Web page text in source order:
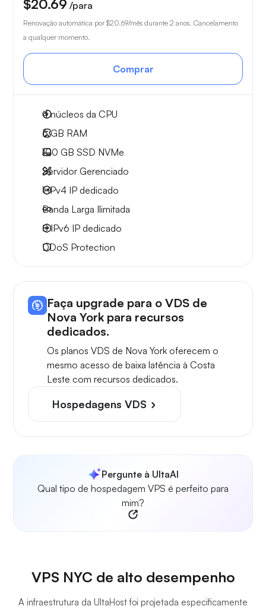
$20.69 /para
Renovação automática por $20.69/mês durante 2 anos. Cancelamento
a qualquer momento.
Comprar
4núcleos da CPU
6 GB RAM
100 GB SSD NVMe
Servidor Gerenciado
1 IPv4 IP dedicado
Banda Larga Ilimitada
8 IPv6 IP dedicado
DDoS Protection
Faça upgrade para o VDS de
Nova York para recursos
dedicados.
Os planos VDS de Nova York oferecem o
mesmo acesso de baixa latência à Costa
Leste com recursos dedicados.
Hospedagens VDS
Pergunte à UltaAI
Qual tipo de hospedagem VPS é perfeito para
mim?
VPS NYC de alto desempenho
A infraestrutura da UltaHost foi projetada especificamente